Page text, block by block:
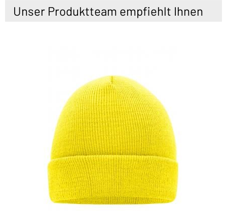
Unser Produktteam empfiehlt Ihnen